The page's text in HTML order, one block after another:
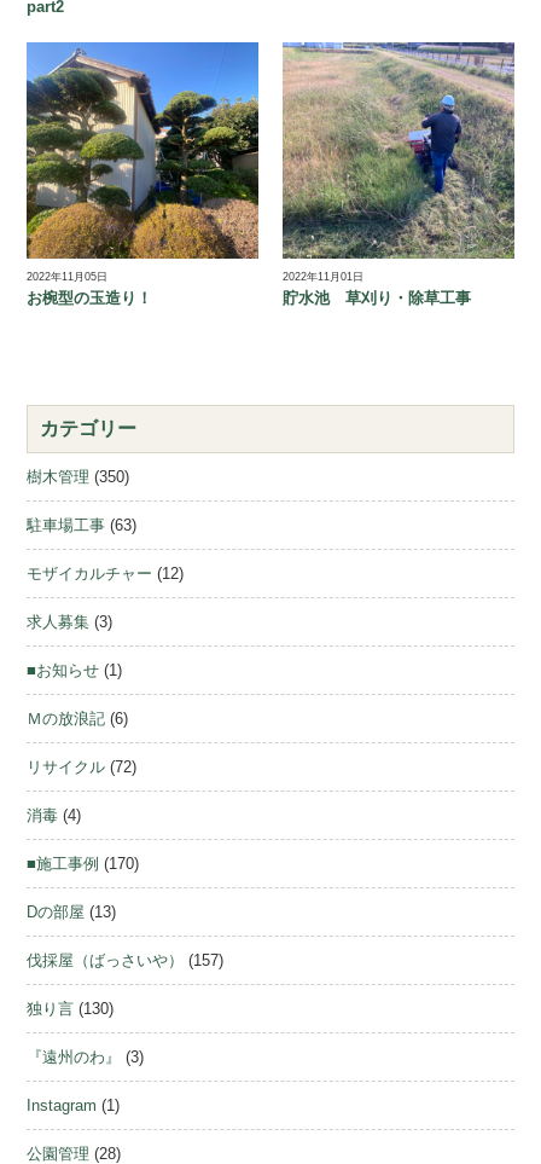
part2
2022年11月05日
お椀型の玉造り！
2022年11月01日
貯水池 草刈り・除草工事
カテゴリー
樹木管理 (350)
駐車場工事 (63)
モザイカルチャー (12)
求人募集 (3)
■お知らせ (1)
Ｍの放浪記 (6)
リサイクル (72)
消毒 (4)
■施工事例 (170)
Dの部屋 (13)
伐採屋（ばっさいや） (157)
独り言 (130)
『遠州のわ』 (3)
Instagram (1)
公園管理 (28)